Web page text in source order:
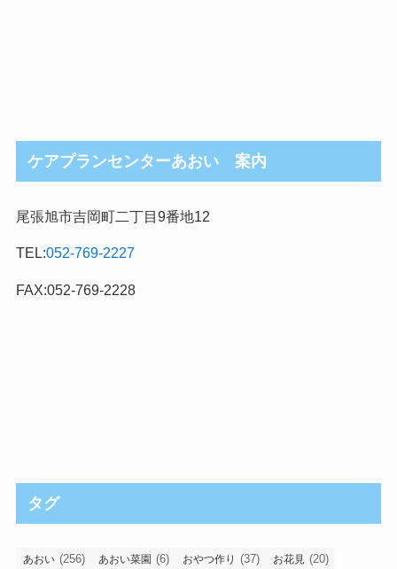
ケアプランセンターあおい 案内
尾張旭市吉岡町二丁目9番地12
TEL:052-769-2227
FAX:052-769-2228
タグ
あおい (256) あおい菜園 (6) おやつ作り (37) お花見 (20)